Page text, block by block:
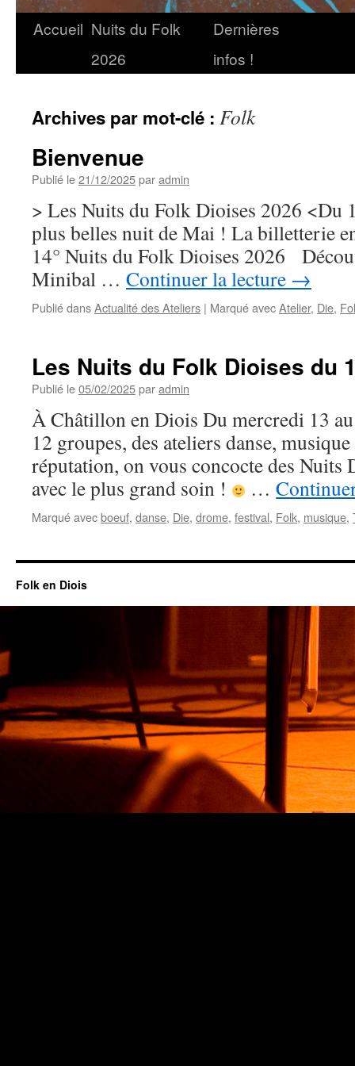
Accueil Nuits du Folk
2026
Dernières
infos !
Archives par mot-clé : Folk
Bienvenue
Publié le21/12/2025paradmin
> Les Nuits du Folk Dioises 2026 <Du
plus belles nuit de Mai ! La billetterie
14° Nuits du Folk Dioises 2026
Minibal … Continuer la lecture →
Publié dansActualité des Ateliers | Marqué avecAtelier, Die,
Les Nuits du Folk Dioises du
Publié le05/02/2025paradmin
À Châtillon en Diois Du mercredi 13
12 groupes, des ateliers danse,
réputation, on vous concocte des Nuits
avec le plus grand soin !
…
Marqué avecboeuf, danse, Die, drome, festival, Folk, musique,
Folk en Diois